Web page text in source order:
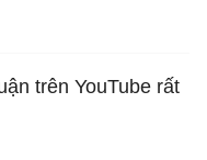
trên YouTube rất